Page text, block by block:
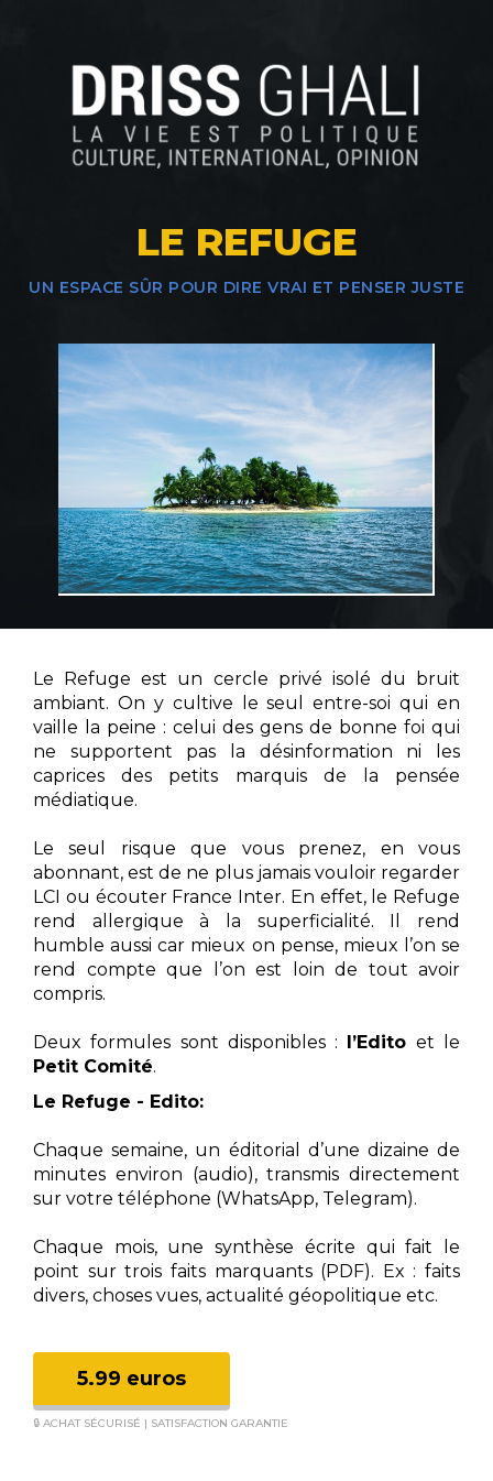
LE REFUGE
UN ESPACE SÛR POUR DIRE VRAI ET PENSER JUSTE
Le Refuge est un cercle privé isolé du bruit
ambiant. On y cultive le seul entre-soi qui en
vaille la peine : celui des gens de bonne foi qui
ne supportent pas la désinformation ni les
caprices des petits marquis de la pensée
médiatique.
Le seul risque que vous prenez, en vous
abonnant, est de ne plus jamais vouloir regarder
LCI ou écouter France Inter. En effet, le Refuge
rend allergique à la superficialité. Il rend
humble aussi car mieux on pense, mieux l’on se
rend compte que l’on est loin de tout avoir
compris.
Deux formules sont disponibles : l’Edito et le
Petit Comité.
Le Refuge - Edito:
Chaque semaine, un éditorial d’une dizaine de
minutes environ (audio), transmis directement
sur votre téléphone (WhatsApp, Telegram).
Chaque mois, une synthèse écrite qui fait le
point sur trois faits marquants (PDF). Ex : faits
divers, choses vues, actualité géopolitique etc.
5.99 euros
🔒 ACHAT SÉCURISÉ | SATISFACTION GARANTIE